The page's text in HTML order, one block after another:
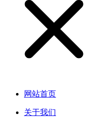
网站首页
关于我们